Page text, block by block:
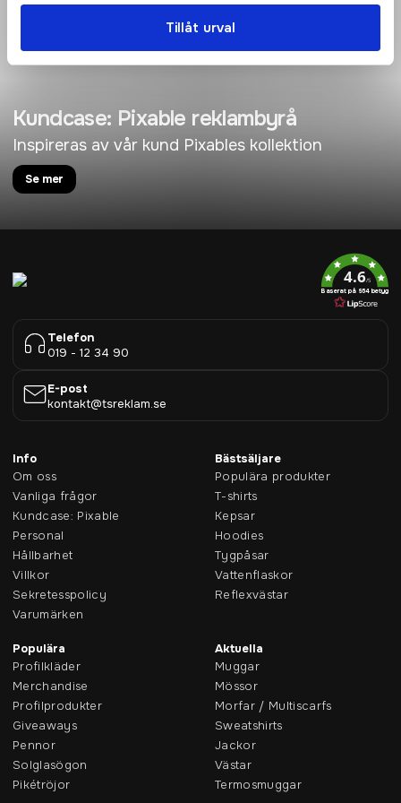
Tillåt urval
Kundcase: Pixable reklambyrå
Inspireras av vår kund Pixables kollektion
Se mer
4.6/5
Baserat på 954 betyg
Telefon
019 - 12 34 90
E-post
kontakt@tsreklam.se
Info
Om oss
Vanliga frågor
Kundcase: Pixable
Personal
Hållbarhet
Villkor
Sekretesspolicy
Varumärken
Bästsäljare
Populära produkter
T-shirts
Kepsar
Hoodies
Tygpåsar
Vattenflaskor
Reflexvästar
Populära
Profilkläder
Merchandise
Profilprodukter
Giveaways
Pennor
Solglasögon
Pikétröjor
Aktuella
Muggar
Mössor
Morfar / Multiscarfs
Sweatshirts
Jackor
Västar
Termosmuggar